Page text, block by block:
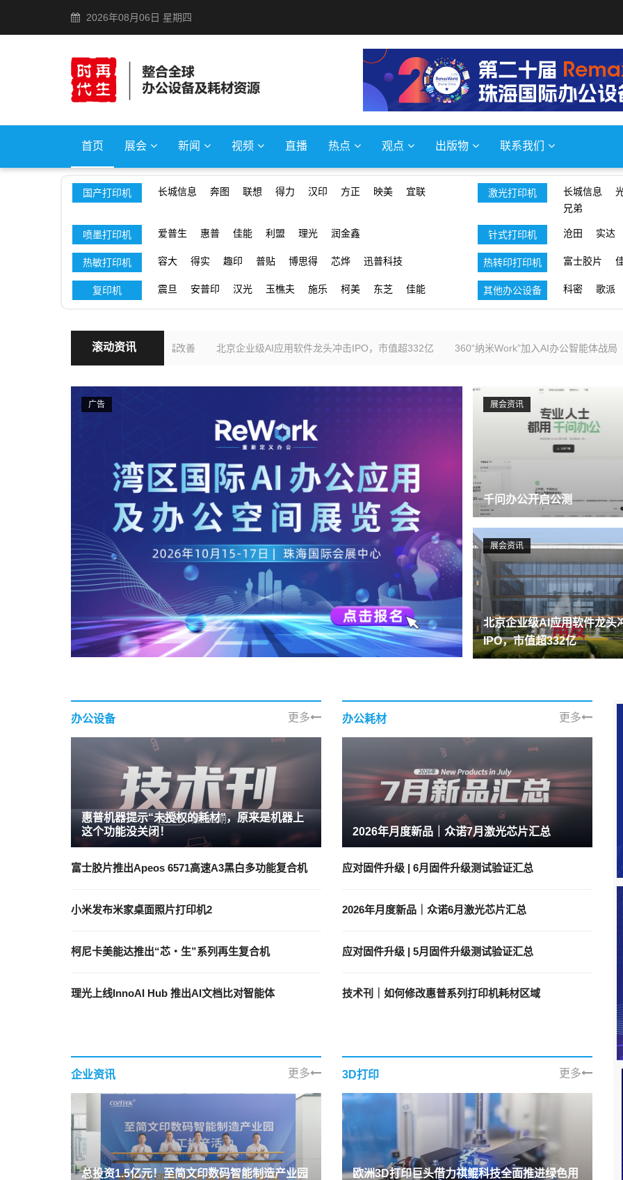
2026年08月06日 星期四
首页 展会 新闻 视频 直播 热点 观点 出版物 联系我们
国产打印机 长城信息 奔图 联想 得力 汉印 方正 映美 宜联 激光打印机 长城信息
兄弟
喷墨打印机 爱普生 惠普 佳能 利盟 理光 润金鑫 针式打印机 沧田 实达
热敏打印机 容大 得实 趣印 普贴 博思得 芯烨 迅普科技 热转印打印机 富士胶片
复印机 震旦 安普印 汉光 玉樵夫 施乐 柯美 东芝 佳能 其他办公设备 科密 歌派
滚动资讯
第二季度盈利能力大幅改善 北京企业级AI应用软件龙头冲击IPO，市值超332亿 360“纳米Work”加入AI办公智能体战局 2026年月度
广告 展会资讯
千问办公开启公测
展会资讯
北京企业级AI应用软件龙头
IPO，市值超332亿
办公设备 更多
惠普机器提示“未授权的耗材”，原来是机器上
这个功能没关闭！
富士胶片推出Apeos 6571高速A3黑白多功能复合机
小米发布米家桌面照片打印机2
柯尼卡美能达推出“芯・生”系列再生复合机
理光上线InnoAI Hub 推出AI文档比对智能体
办公耗材 更多
2026年月度新品｜众诺7月激光芯片汇总
应对固件升级 | 6月固件升级测试验证汇总
2026年月度新品｜众诺6月激光芯片汇总
应对固件升级 | 5月固件升级测试验证汇总
技术刊｜如何修改惠普系列打印机耗材区域
企业资讯 更多
总投资1.5亿元！至简文印数码智能制造产业园
3D打印 更多
欧洲3D打印巨头借力祺鲲科技全面推进绿色用